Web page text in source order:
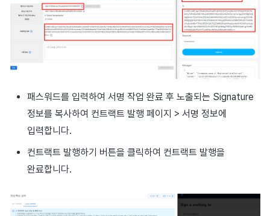
패스워드를 입력하여 서명 작업 완료 후 노출되는 Signature
정보를 복사하여 컨트랙트 발행 페이지 > 서명 정보에
입력합니다.
컨트랙트 발행하기 버튼을 클릭하여 컨트랙트 발행을
완료합니다.